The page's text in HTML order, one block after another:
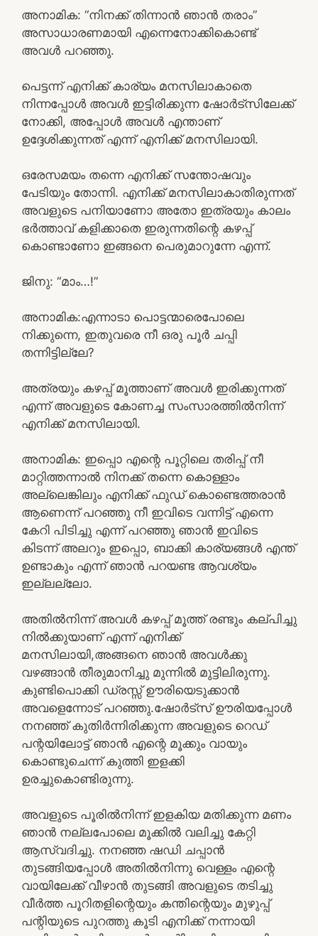
അനാമിക: “നിനക്ക് തിന്നാൻ ഞാൻ തരാം”
അസാധാരണമായി എന്നെനോക്കികൊണ്ട്
അവൾ പറഞ്ഞു.
പെട്ടന്ന് എനിക്ക് കാര്യം മനസിലാകാതെ
നിന്നപ്പോൾ അവൾ ഇട്ടിരിക്കുന്ന ഷോർട്സിലേക്ക്
നോക്കി, അപ്പോൾ അവൾ എന്താണ്
ഉദ്ദേശിക്കുന്നത് എന്ന് എനിക്ക് മനസിലായി.
ഒരേസമയം തന്നെ എനിക്ക് സന്തോഷവും
പേടിയും തോന്നി. എനിക്ക് മനസിലാകാതിരുന്നത്
അവളുടെ പനിയാണോ അതോ ഇത്രയും കാലം
ഭർത്താവ് കളിക്കാതെ ഇരുന്നതിന്റെ കഴപ്പ്
കൊണ്ടാണോ ഇങ്ങനെ പെരുമാറുന്നേ എന്ന്.
ജിനു: “മാം…!”
അനാമിക:എന്നാടാ പൊട്ടന്മാരെപോലെ
നിക്കുന്നെ, ഇതുവരെ നീ ഒരു പൂർ ചപ്പി
തന്നിട്ടില്ലേ?
അത്രയും കഴപ്പ് മൂത്താണ് അവൾ ഇരിക്കുന്നത്
എന്ന് അവളുടെ കോണച്ച സംസാരത്തിൽനിന്ന്
എനിക്ക് മനസിലായി.
അനാമിക: ഇപ്പൊ എന്റെ പൂറ്റിലെ തരിപ്പ് നീ
മാറ്റിത്തന്നാൽ നിനക്ക് തന്നെ കൊള്ളാം
അല്ലെങ്കിലും എനിക്ക് ഫുഡ്‌ കൊണ്ടെത്തരാൻ
ആണെന്ന് പറഞ്ഞു നീ ഇവിടെ വന്നിട്ട് എന്നെ
കേറി പിടിച്ചു എന്ന് പറഞ്ഞു ഞാൻ ഇവിടെ
കിടന്ന് അലറും ഇപ്പൊ, ബാക്കി കാര്യങ്ങൾ എന്ത്
ഉണ്ടാകും എന്ന് ഞാൻ പറയണ്ട ആവശ്യം
ഇല്ലല്ലോ.
അതിൽനിന്ന് അവൾ കഴപ്പ് മൂത്ത് രണ്ടും കല്പിച്ചു
നിൽക്കുയാണ് എന്ന് എനിക്ക്
മനസിലായി,അങ്ങനെ ഞാൻ അവൾക്കു
വഴങ്ങാൻ തീരുമാനിച്ചു മുന്നിൽ മുട്ടിലിരുന്നു.
കുണ്ടിപൊക്കി ഡ്രസ്സ്‌ ഊരിയെടുക്കാൻ
അവളെന്നോട് പറഞ്ഞു.ഷോർട്സ് ഊരിയപ്പോൾ
നനഞ്ഞ് കുതിർന്നിരിക്കുന്ന അവളുടെ റെഡ്
പന്റയിലോട്ട് ഞാൻ എന്റെ മൂക്കും വായും
കൊണ്ടുചെന്ന് കുത്തി ഇളക്കി
ഉരച്ചുകൊണ്ടിരുന്നു.
അവളുടെ പൂരിൽനിന്ന് ഇളകിയ മതിക്കുന്ന മണം
ഞാൻ നല്ലപോലെ മൂക്കിൽ വലിച്ചു കേറ്റി
ആസ്വദിച്ചു. നനഞ്ഞ ഷഡി ചപ്പാൻ
തുടങ്ങിയപ്പോൾ അതിൽനിന്നു വെള്ളം എന്റെ
വായിലേക്ക് വീഴാൻ തുടങ്ങി അവളുടെ തടിച്ചു
വീർത്ത പൂറിതളിന്റെയും കന്തിന്റെയും മുഴുപ്പ്
പന്റിയുടെ പുറത്തു കൂടി എനിക്ക് നന്നായി